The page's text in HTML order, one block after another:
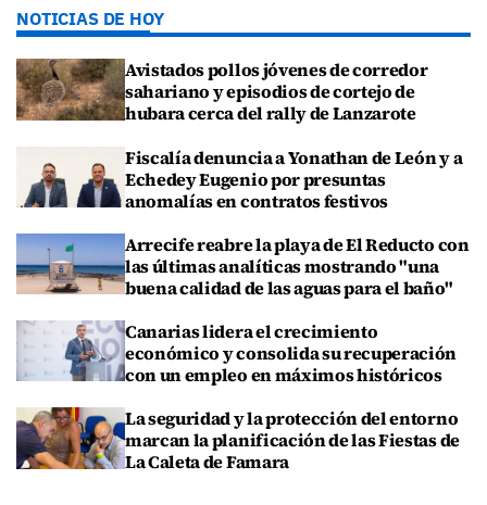
NOTICIAS DE HOY
Avistados pollos jóvenes de corredor
sahariano y episodios de cortejo de
hubara cerca del rally de Lanzarote
Fiscalía denuncia a Yonathan de León y a
Echedey Eugenio por presuntas
anomalías en contratos festivos
Arrecife reabre la playa de El Reducto con
las últimas analíticas mostrando "una
buena calidad de las aguas para el baño"
Canarias lidera el crecimiento
económico y consolida su recuperación
con un empleo en máximos históricos
La seguridad y la protección del entorno
marcan la planificación de las Fiestas de
La Caleta de Famara